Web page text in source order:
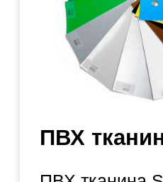
Де
ПВХ тканина?
ПВХ тканина це дуже
тентування фур.